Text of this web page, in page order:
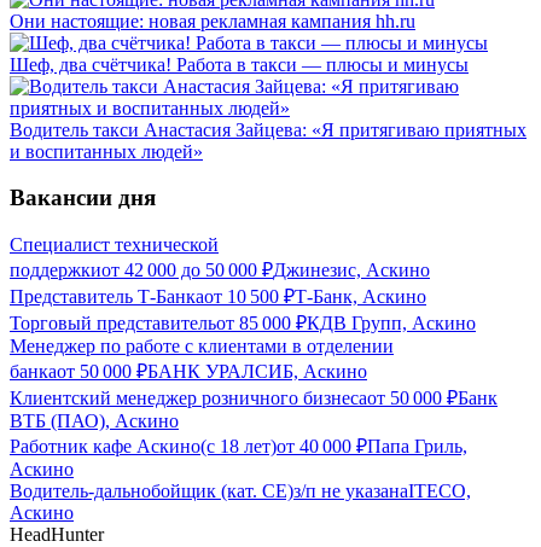
Они настоящие: новая рекламная кампания hh.ru
Шеф, два счётчика! Работа в такси — плюсы и минусы
Водитель такси Анастасия Зайцева: «Я притягиваю приятных
и воспитанных людей»
Вакансии дня
Специалист технической
поддержкиот 42 000 до 50 000 ₽Джинезис, Аскино
Представитель Т-Банкаот 10 500 ₽Т-Банк, Аскино
Торговый представительот 85 000 ₽КДВ Групп, Аскино
Менеджер по работе с клиентами в отделении
банкаот 50 000 ₽БАНК УРАЛСИБ, Аскино
Клиентский менеджер розничного бизнесаот 50 000 ₽Банк
ВТБ (ПАО), Аскино
Работник кафе Аскино(с 18 лет)от 40 000 ₽Папа Гриль,
Аскино
Водитель-дальнобойщик (кат. CE)з/п не указанаITECO,
Аскино
HeadHunter